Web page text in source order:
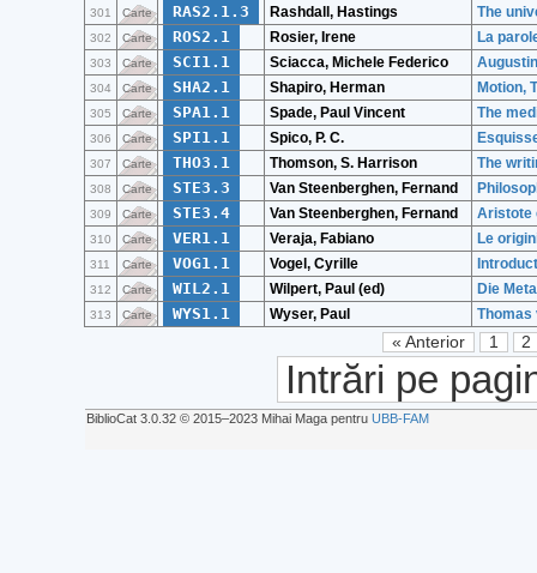
301 Carte RAS2.1.3 Rashdall, Hastings The
302 Carte ROS2.1 Rosier, Irene La
303 Carte SCI1.1 Sciacca, Michele Federico
304 Carte SHA2.1 Shapiro, Herman Motion,
305 Carte SPA1.1 Spade, Paul Vincent The
306 Carte SPI1.1 Spico, P. C.
307 Carte THO3.1 Thomson, S. Harrison The
308 Carte STE3.3 Van Steenberghen, Fernand
309 Carte STE3.4 Van Steenberghen, Fernand Aristote
310 Carte VER1.1 Veraja, Fabiano Le
311 Carte VOG1.1 Vogel, Cyrille
312 Carte WIL2.1 Wilpert, Paul (ed) Die
313 Carte WYS1.1 Wyser, Paul Thomas
« Anterior 1 2
Intrări pe
BiblioCat 3.0.32 © 2015‒2023 Mihai Maga pentru UBB-FAM